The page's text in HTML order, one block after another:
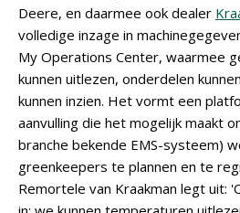
Deere, en daarmee ook dealer
volledige inzage in
My Operations Center, waarmee
kunnen uitlezen, onderdelen
kunnen inzien. Het vormt een
aanvulling die het mogelijk maakt
branche bekende EMS-systeem)
greenkeepers te plannen en te
Remortele van Kraakman legt uit: